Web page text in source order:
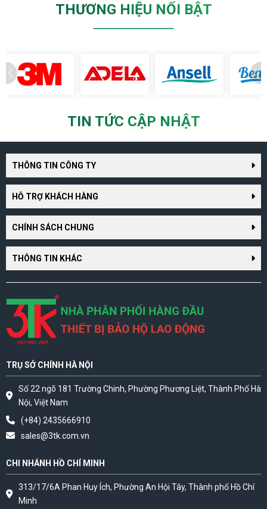
THƯƠNG HIỆU NỔI BẬT
TIN TỨC CẬP NHẬT
THÔNG TIN CÔNG TY
HỖ TRỢ KHÁCH HÀNG
CHÍNH SÁCH CHUNG
THÔNG TIN KHÁC
TRỤ SỞ CHÍNH HÀ NỘI
Số 22 ngõ 181 Trường Chinh, Phường Phương Liệt, Thành Phố Hà
Nội, Việt Nam
(+84) 2435666910
sales@3tk.com.vn
CHI NHÁNH HỒ CHÍ MINH
313/17/6A Phan Huy Ích, Phường An Hội Tây, Thành phố Hồ Chí
Minh